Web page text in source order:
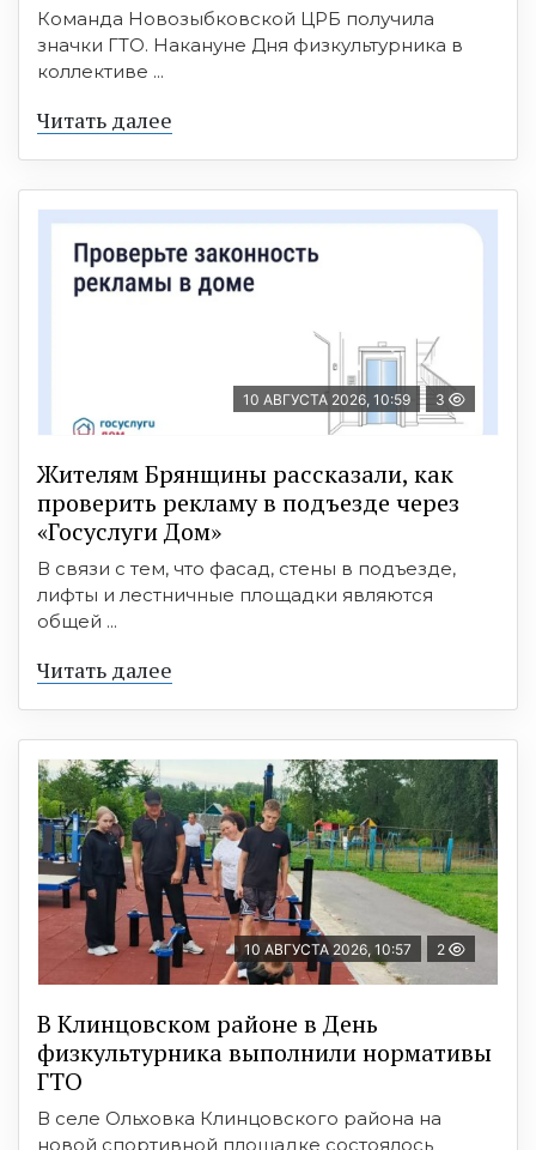
Команда Новозыбковской ЦРБ получила
значки ГТО. Накануне Дня физкультурника в
коллективе ...
Читать далее
10 АВГУСТА 2026, 10:59 3
Жителям Брянщины рассказали, как
проверить рекламу в подъезде через
«Госуслуги Дом»
В связи с тем, что фасад, стены в подъезде,
лифты и лестничные площадки являются
общей ...
Читать далее
10 АВГУСТА 2026, 10:57 2
В Клинцовском районе в День
физкультурника выполнили нормативы
ГТО
В селе Ольховка Клинцовского района на
новой спортивной площадке состоялось